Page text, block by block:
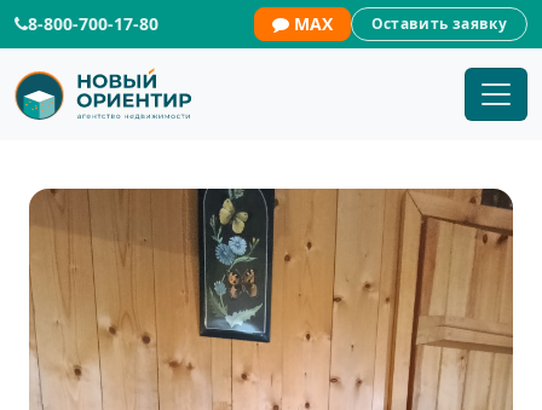
8-800-700-17-80 MAX Оставить заявку